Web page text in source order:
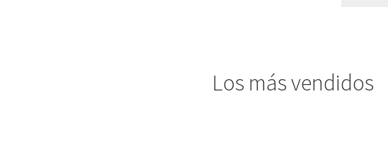
Los más vendidos